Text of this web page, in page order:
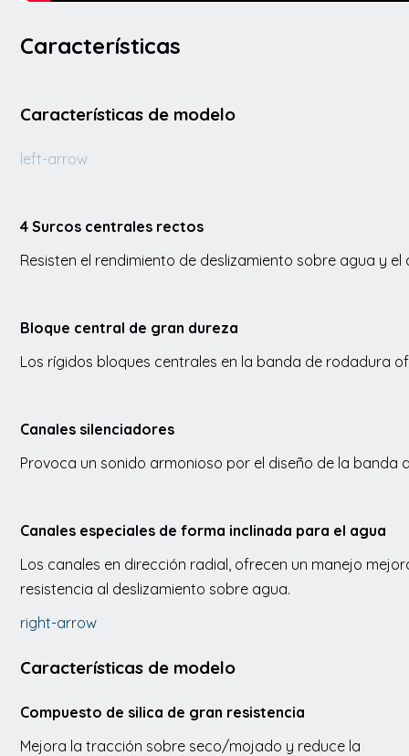
Características
Características de modelo
left-arrow
4 Surcos centrales rectos
Resisten el rendimiento de deslizamiento sobre agua y el
Bloque central de gran dureza
Los rígidos bloques centrales en la banda de rodadura
Canales silenciadores
Provoca un sonido armonioso por el diseño de la banda
Canales especiales de forma inclinada para el agua
Los canales en dirección radial, ofrecen un manejo
resistencia al deslizamiento sobre agua.
right-arrow
Características de modelo
Compuesto de silica de gran resistencia
Mejora la tracción sobre seco/mojado y reduce la